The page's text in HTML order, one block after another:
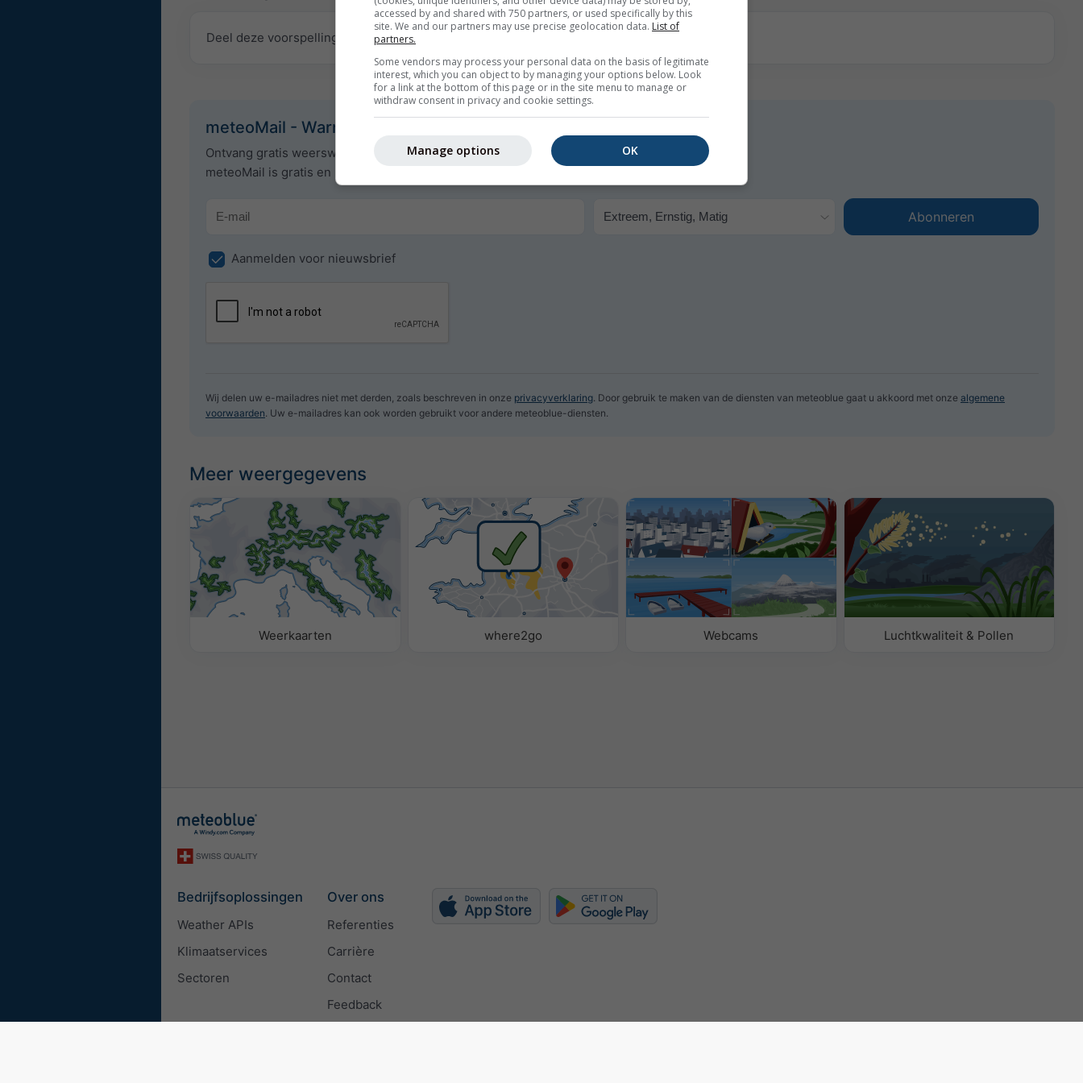
Deel deze voorspelling
meteoMail - Warnings voor Tamanrasset
Ontvang gratis weerswaarschuwingen per e-mail.
meteoMail is gratis en kan op elk moment worden opgezegd.
Aanmelden voor nieuwsbrief
Wij delen uw e-mailadres niet met derden, zoals beschreven in onze privacyverklaring. Door gebruik te maken van de diensten van meteoblue gaat u akkoord met onze algemene
voorwaarden. Uw e-mailadres kan ook worden gebruikt voor andere meteoblue-diensten.
Meer weergegevens
Weerkaarten where2go Webcams Luchtkwaliteit & Pollen
Bedrijfsoplossingen
Weather APIs
Klimaatservices
Sectoren
Over ons
Referenties
Carrière
Contact
Feedback
accessed by and shared with 750 partners, or used specifically by this
site. We and our partners may use precise geolocation data. List of
partners.
Some vendors may process your personal data on the basis of legitimate
interest, which you can object to by managing your options below. Look
for a link at the bottom of this page or in the site menu to manage or
withdraw consent in privacy and cookie settings.
OK
Manage options